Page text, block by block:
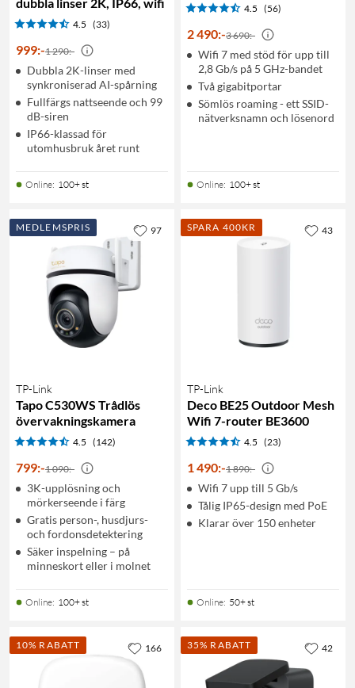
4.5 (33)
999:-1 290:-
Dubbla 2K-linser med
synkroniserad AI-spårning
Fullfärgs nattseende och 99
dB-siren
IP66-klassad för
utomhusbruk året runt
Online: 100+ st
4.5 (56)
2 490:-3 690:-
Wifi 7 med stöd för upp till
2,8 Gb/s på 5 GHz-bandet
Två gigabitportar
Sömlös roaming - ett SSID-
nätverksnamn och lösenord
Online: 100+ st
MEDLEMSPRIS
TP-Link
Tapo C530WS Trådlös
övervakningskamera
4.5 (142)
799:-1 090:-
3K-upplösning och
mörkerseende i färg
Gratis person-, husdjurs-
och fordonsdetektering
Säker inspelning – på
minneskort eller i molnet
Online: 100+ st
97 SPARA 400KR
TP-Link
Deco BE25 Outdoor Mesh
Wifi 7-router BE3600
4.5 (23)
1 490:-1 890:-
Wifi 7 upp till 5 Gb/s
Tålig IP65-design med PoE
Klarar över 150 enheter
Online: 50+ st
43
10% RABATT 166 35% RABATT 42